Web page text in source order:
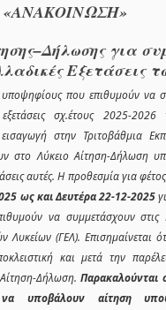
«ΑΝΑΚΟΙΝΩΣΗ»
για
Εξετάσεις
που επιθυμούν να
σχ.έτους 2025-2026
στην Τριτοβάθμια
στο Λύκειο Αίτηση-Δήλωση
αυτές. Η προθεσμία για
ως και Δευτέρα 22-12-2025
να συμμετάσχουν στις
Λυκείων (ΓΕΛ). Επισημαίνεται
και μετά την
Αίτηση-Δήλωση.Παρακαλούνται
υποβάλουν αίτηση